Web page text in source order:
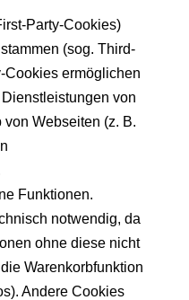
Party-Cookies)
(sog. Third-
Cookies ermöglichen
von
Webseiten (z. B.
Funktionen.
notwendig, da
ohne diese nicht
Warenkorbfunktion
Andere Cookies